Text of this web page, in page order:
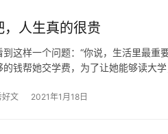
，人生真的很贵
到这样一个问题：“你说，生活里最
的钱帮她交学费，为了让她能够读大
好文 2021年1月18日